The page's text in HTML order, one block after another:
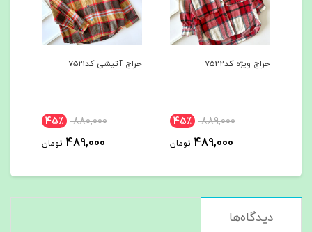
حراج ویژه کد۷۵۲۲
889,000 45٪
489,000 تومان
حراج آتیشی کد۷۵۲۱
880,000 45٪
489,000 تومان
دیدگاه‌ها